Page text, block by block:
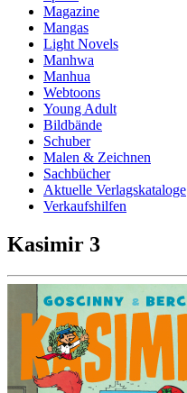
Magazine
Mangas
Light Novels
Manhwa
Manhua
Webtoons
Young Adult
Bildbände
Schuber
Malen & Zeichnen
Sachbücher
Aktuelle Verlagskataloge
Verkaufshilfen
Kasimir 3